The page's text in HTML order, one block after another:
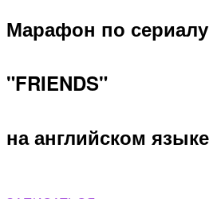
Марафон по сериалу
"FRIENDS"
на английском языке